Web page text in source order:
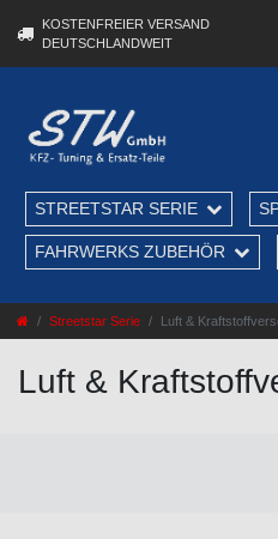
KOSTENFREIER VERSAND
DEUTSCHLANDWEIT
STREETSTAR SERIE
FAHRWERKS ZUBEHÖR
Streetstar Serie Luft &
Luft &